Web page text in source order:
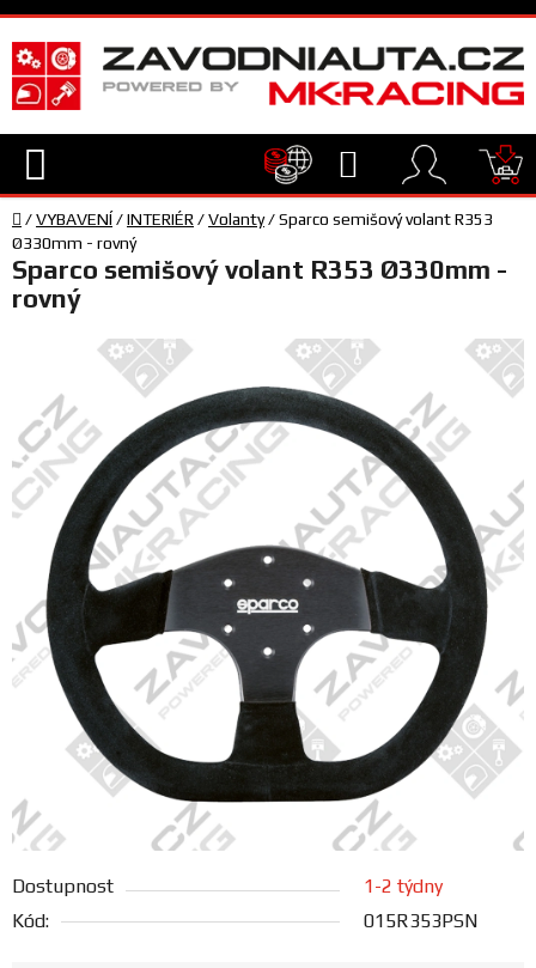
Přejít
na
obsah
Hledat
TECHNIKA
VYBAVENÍ
TÝM
A
SERVIS
FANOUŠCI
Profil
firmy
Obchodní
podmínky
Doprava
Blog
Domů
/VYBAVENÍ/INTERIÉR /Volanty/Sparco semišový volant R353
Ø330mm - rovný
Dostupnost
1-2 týdny
Kód:
015R353PSN
Sparco semišový volant R353 Ø330mm -
rovný